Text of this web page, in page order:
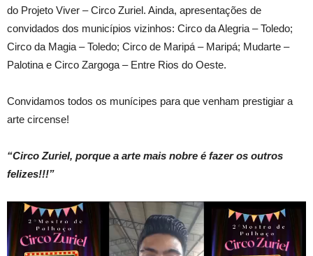
do Projeto Viver – Circo Zuriel. Ainda, apresentações de
convidados dos municípios vizinhos: Circo da Alegria – Toledo;
Circo da Magia – Toledo; Circo de Maripá – Maripá; Mudarte –
Palotina e Circo Zargoga – Entre Rios do Oeste.
Convidamos todos os munícipes para que venham prestigiar a
arte circense!
“Circo Zuriel, porque a arte mais nobre é fazer os outros
felizes!!!”